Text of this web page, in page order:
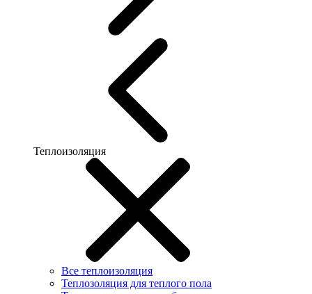
Теплоизоляция
Все теплоизоляция
Теплозоляция для теплого пола